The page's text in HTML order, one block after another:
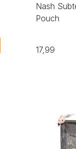
Nash
Pouch
17,99